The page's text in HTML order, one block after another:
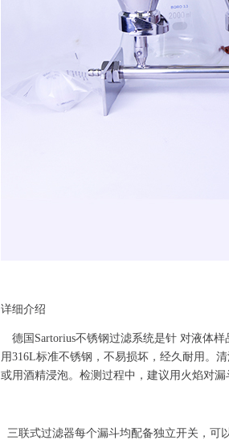
详细介绍
德国 Sartorius不锈钢过滤系统是针 对液体样
用316L标准不锈钢，不易损坏，经久耐用。
或用酒精浸泡。检测过程中，建议用火焰对
三联式过滤器每个漏斗均配备独立开关，可